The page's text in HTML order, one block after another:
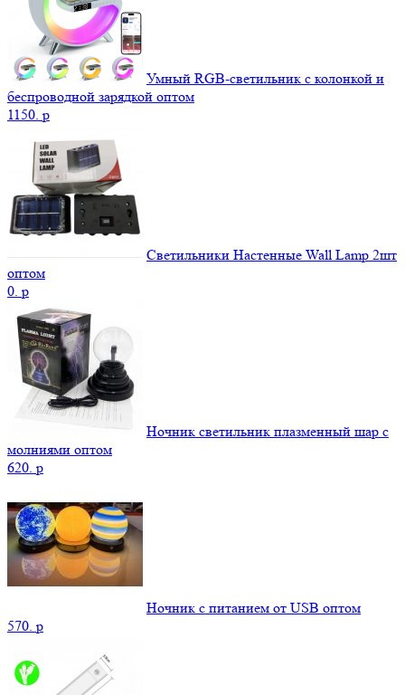
Умный RGB-светильник с колонкой и
беспроводной зарядкой оптом
1150. p
Светильники Настенные Wall Lamp 2шт
оптом
0. p
Ночник светильник плазменный шар с
молниями оптом
620. p
Ночник с питанием от USB оптом
570. p